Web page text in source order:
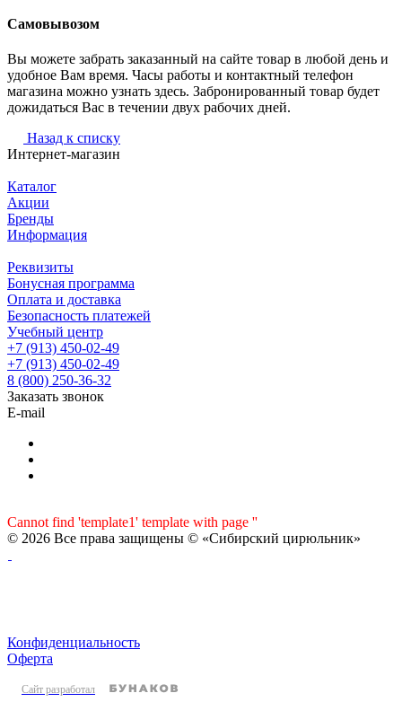
Самовывозом
Вы можете забрать заказанный на сайте товар в любой день и
удобное Вам время. Часы работы и контактный телефон
магазина можно узнать здесь. Забронированный товар будет
дожидаться Вас в течении двух рабочих дней.
Назад к списку
Интернет-магазин
Каталог
Акции
Бренды
Информация
Реквизиты
Бонусная программа
Оплата и доставка
Безопасность платежей
Учебный центр
+7 (913) 450-02-49
+7 (913) 450-02-49
8 (800) 250-36-32
Заказать звонок
E-mail
Cannot find 'template1' template with page ''
© 2026 Все права защищены © «Сибирский цирюльник»
Конфиденциальность
Оферта
Сайт разработал